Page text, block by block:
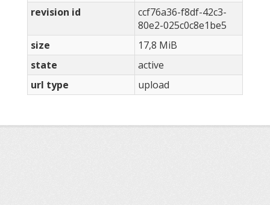
revision id
ccf76a36-f8df-42c3-
80e2-025c0c8e1be5
size
17,8 MiB
state
active
url type
upload